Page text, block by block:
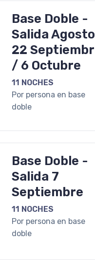
Base Doble -
Salida
22
/ 6 Octubre
11 NOCHES
Por persona en base
doble
Base Doble -
Salida 7
Septiembre
11 NOCHES
Por persona en base
doble